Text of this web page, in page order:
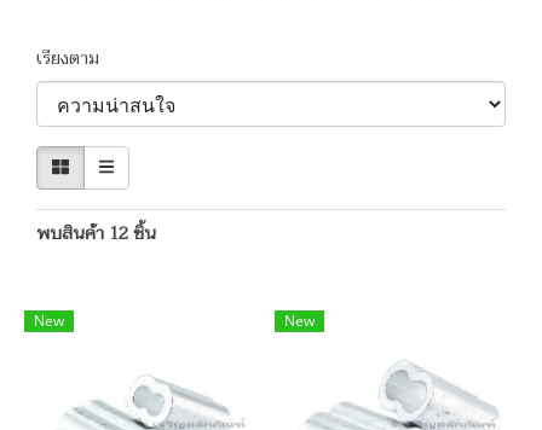
เรียงตาม
พบสินค้า 12 ชิ้น
New New